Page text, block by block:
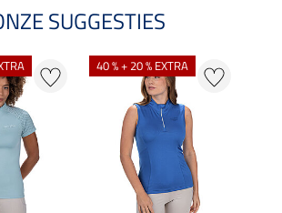
SUGGESTIES
40 % + 20 % EXTRA